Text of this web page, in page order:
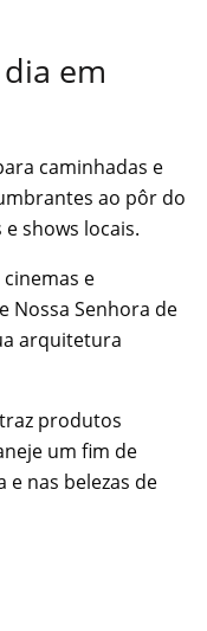
em
caminhadas e
ao pôr do
shows locais.
e
Nossa Senhora de
arquitetura
produtos
um fim de
nas belezas de